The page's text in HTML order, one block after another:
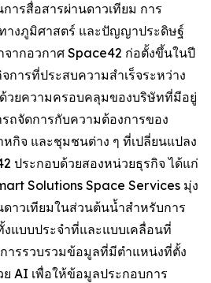
ารสื่อสารผ่านดาวเทียม การ
างภูมิศาสตร์ และปัญญาประดิษฐ์
จากอวกาศ Space42 ก่อตั้งขึ้นในปี
การที่ประสบความสำเร็จระหว่าง
วยความครอบคลุมของบริษัทที่มีอยู่
ถจัดการกับความต้องการของ
กิจ และชุมชนต่าง ๆ ที่เปลี่ยนแปลง
ประกอบด้วยสองหน่วยธุรกิจ ได้แก่
Solutions Space Services มุ่ง
ดาวเทียมในส่วนต้นน้ำสำหรับการ
งแบบประจำที่และแบบเคลื่อนที่
ารรวบรวมข้อมูลที่มีตำแหน่งที่ตั้ง
AI เพื่อให้ข้อมูลประกอบการ